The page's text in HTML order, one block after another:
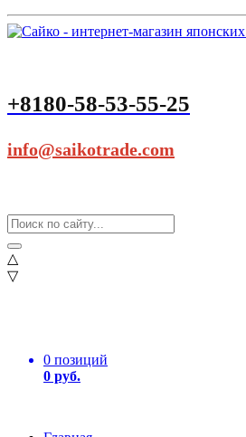
+8180-58-53-55-25
info@saikotrade.com
△
▽
0 позиций
0 руб.